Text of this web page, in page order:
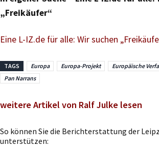
„Freikäufer“
Eine L-IZ.de für alle: Wir suchen
TAGS Europa Europa-Projekt Europäische
Pan Narrans
weitere Artikel von Ralf Julke lesen
So können Sie die Berichterstattung der
unterstützen: